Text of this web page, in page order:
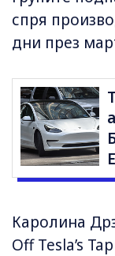
спря
дни през
Каролина
Off Tesla’s